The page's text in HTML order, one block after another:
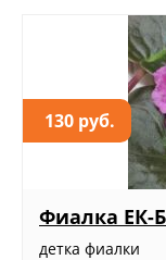
130 руб.
Фиалка ЕК-
детка фиалки